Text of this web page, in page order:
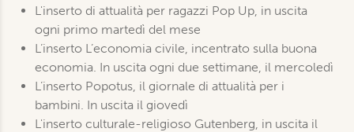
L'inserto di attualità per ragazzi Pop Up, in uscita
ogni primo martedì del mese
L’inserto L’economia civile, incentrato sulla buona
economia. In uscita ogni due settimane, il mercoledì
L’inserto Popotus, il giornale di attualità per i
bambini. In uscita il giovedì
L'inserto culturale-religioso Gutenberg, in uscita il